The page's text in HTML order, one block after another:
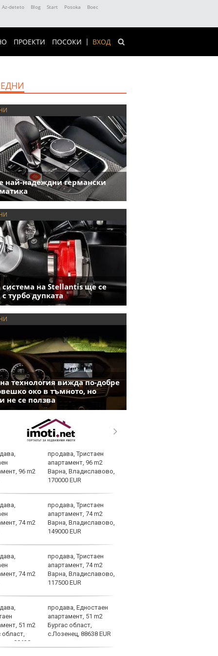
Az-deteto Blog Start Posoka
Boec
ВХОД
ПРОЕКТИ ПОСОКИ
най-надеждни германски
система на Stellantis ще се
турбо дупката
технология вижда по-добре
око в тъмното, но
не се ползва
продава, Тристаен
апартамент, 96 m2
Варна, Владиславово,
170000 EUR
продава, Тристаен
апартамент, 74 m2
Варна, Владиславово,
149000 EUR
продава, Тристаен
апартамент, 74 m2
Варна, Владиславово,
117500 EUR
продава, Едностаен
апартамент, 51 m2
Бургас област,
с.Лозенец, 88638 EUR